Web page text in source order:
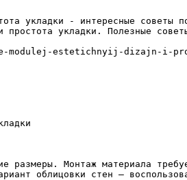
укладки - интересные советы
укладки. Полезные
estetichnyij-dizajn-i-
размеры. Монтаж материала
облицовки стен –